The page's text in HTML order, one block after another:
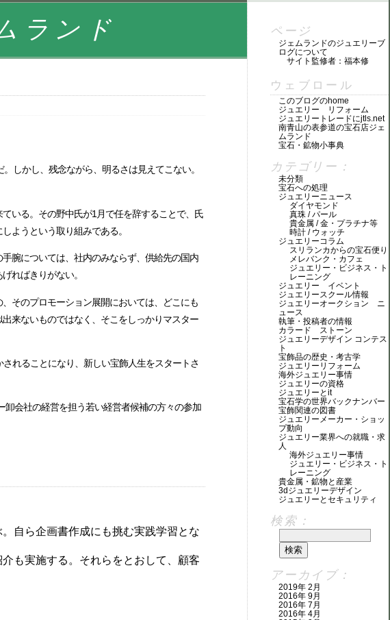
ランド
しかし、残念ながら、明るさは見えてこない。
いる。その野中氏が1月で任を辞することで、氏
ようという取り組みである。
腕については、社内のみならず、供給先の国内
ればきりがない。
そのプロモーション展開においては、どこにも
来ないものではなく、そこをしっかりマスター
れることになり、新しい宝飾人生をスタートさ
会社の経営を担う若い経営者候補の方々の参加
自ら企画書作成にも挑む実践学習とな
も実施する。それらをとおして、顧客
ページ
ジェムランドのジュエリーブ
ログについて
サイト監修者：福本修
ウェブロール
このブログのhome
ジュエリー リフォーム
ジュエリートレードにjtls.net
南青山の表参道の宝石店ジェ
ムランド
宝石・鉱物小事典
カテゴリー：
未分類
宝石への処理
ジュエリーニュース
ダイヤモンド
真珠 / パール
貴金属 / 金・プラチナ等
時計 / ウォッチ
ジュエリーコラム
スリランカからの宝石便り
メレバンク・カフェ
ジュエリー・ビジネス・ト
レーニング
ジュエリー イベント
ジュエリースクール情報
ジュエリーオークション ニ
ュース
執筆・投稿者の情報
カラード ストーン
ジュエリーデザイン コンテス
ト
宝飾品の歴史・考古学
ジュエリーリフォーム
海外ジュエリー事情
ジュエリーの資格
ジュエリーとit
宝石学の世界バックナンバー
宝飾関連の図書
ジュエリーメーカー・ショッ
プ動向
ジュエリー業界への就職・求
人
海外ジュエリー事情
ジュエリー・ビジネス・ト
レーニング
貴金属・鉱物と産業
3dジュエリーデザイン
ジュエリーとセキュリティ
検索：
アーカイブ：
2019年 2月
2016年 9月
2016年 7月
2016年 4月